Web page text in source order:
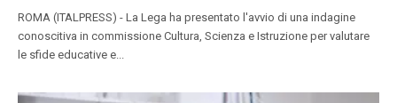
ROMA (ITALPRESS) - La Lega ha presentato l'avvio di una indagine
conoscitiva in commissione Cultura, Scienza e Istruzione per valutare
le sfide educative e...